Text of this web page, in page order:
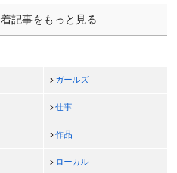
記事をもっと見る
ガールズ
仕事
作品
ローカル